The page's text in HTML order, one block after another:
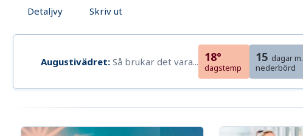
Detaljvy Skriv ut
Augustivädret: Så brukar det vara... 18°
dagstemp
15 dagar m.
nederbörd